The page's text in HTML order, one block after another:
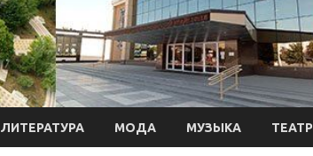
ЛИТЕРАТУРА МОДА МУЗЫКА ТЕАТР